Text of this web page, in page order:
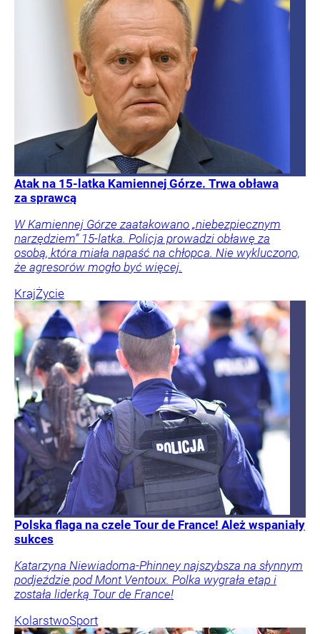
Atak na 15-latka Kamiennej Górze. Trwa obława
za sprawcą
W Kamiennej Górze zaatakowano „niebezpiecznym
narzędziem” 15-latka. Policja prowadzi obławę za
osobą, która miała napaść na chłopca. Nie wykluczono,
że agresorów mogło być więcej.
KrajŻycie
Polska flaga na czele Tour de France! Ależ wspaniały
sukces
Katarzyna Niewiadoma-Phinney najszybsza na słynnym
podjeździe pod Mont Ventoux. Polka wygrała etap i
została liderką Tour de France!
KolarstwoSport